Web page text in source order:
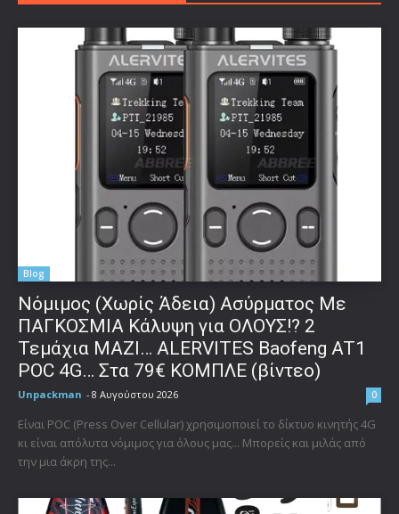
Blog
Νόμιμος (Χωρίς Άδεια) Ασύρματος Με
ΠΑΓΚΟΣΜΙΑ Κάλυψη για ΟΛΟΥΣ!? 2
Τεμάχια ΜΑΖΙ… ALERVITES Baofeng AT1
POC 4G… Στα 79€ ΚΟΜΠΛΕ (βίντεο)
Unpackman - 8 Αυγούστου 2026 0
Είναι POC (Press Over Cellular) χρησιμοποιεί το δίκτυο κινητής 4G
κι είναι απόλυτα νόμιμος για όλους μας... Μπορείς και μιλάς από
την μια άκρη της...